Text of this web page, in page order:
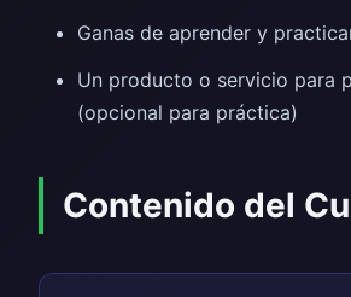
Ganas de aprender y
Un producto o servicio para
(opcional para práctica)
Contenido del